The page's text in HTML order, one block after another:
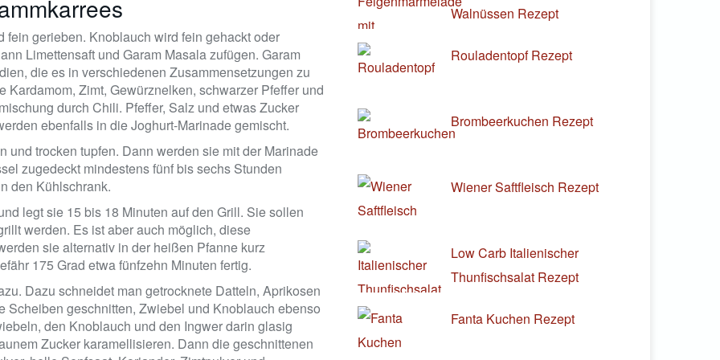
gerieben. Knoblauch wird fein gehackt oder
Limettensaft und Garam Masala zufügen. Garam
die es in verschiedenen Zusammensetzungen zu
Zimt, Gewürznelken, schwarzer Pfeffer und
durch Chili. Pfeffer, Salz und etwas Zucker
ebenfalls in die Joghurt-Marinade gemischt.
und trocken tupfen. Dann werden sie mit der Marinade
zugedeckt mindestens fünf bis sechs Stunden
den Kühlschrank.
legt sie 15 bis 18 Minuten auf den Grill. Sie sollen
werden. Es ist aber auch möglich, diese
sie alternativ in der heißen Pfanne kurz
175 Grad etwa fünfzehn Minuten fertig.
Dazu schneidet man getrocknete Datteln, Aprikosen
geschnitten, Zwiebel und Knoblauch ebenso
den Knoblauch und den Ingwer darin glasig
Zucker karamellisieren. Dann die geschnittenen
Walnüssen Rezept
Rouladentopf Rezept
Brombeerkuchen Rezept
Wiener Saftfleisch Rezept
Low Carb Italienischer
Thunfischsalat Rezept
Fanta Kuchen Rezept